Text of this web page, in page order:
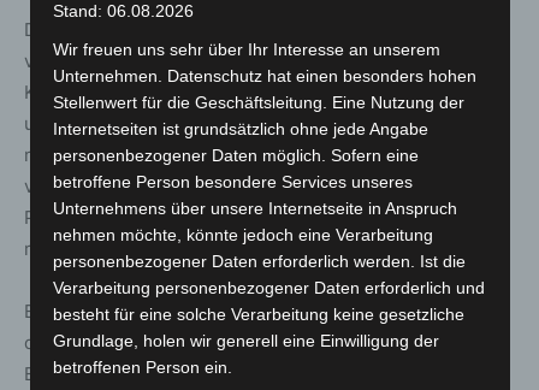
Die kontrollierte Sprengung erfolgte um 22:50 Uhr und
verlief erfolgreich. Zurück blieb lediglich ein kleiner
Krater mit einem Durchmesser von etwa einem Meter
und einer Tiefe von 40 Zentimetern. Insgesamt waren
rund 24 Einsatzkräfte aus Krähenwinkel und Kaltenweide
vor Ort. Die Zusammenarbeit zwischen Feuerwehr,
Polizei und Kampfmittelbeseitigungsdienst verlief
reibungslos.
Einsatzleiter Oliver Schütte äußerte sich zufrieden über
den Einsatzverlauf: „Vielen Dank an alle ehrenamtlichen
Einsatzkräfte für die geleistete Arbeit und einen großen
Stand: 06.08.2026
Wir freuen uns sehr über Ihr Interesse an unserem
Unternehmen. Datenschutz hat einen besonders hohen
Stellenwert für die Geschäftsleitung. Eine Nutzung der
Internetseiten ist grundsätzlich ohne jede Angabe
personenbezogener Daten möglich. Sofern eine
betroffene Person besondere Services unseres
Unternehmens über unsere Internetseite in Anspruch
nehmen möchte, könnte jedoch eine Verarbeitung
personenbezogener Daten erforderlich werden. Ist die
Verarbeitung personenbezogener Daten erforderlich und
besteht für eine solche Verarbeitung keine gesetzliche
Grundlage, holen wir generell eine Einwilligung der
betroffenen Person ein.